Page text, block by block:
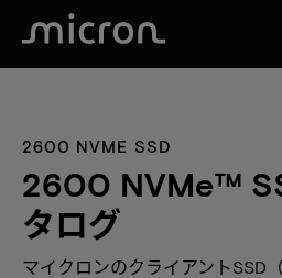
2600 NVME SSD
2600 NVMe™
タログ
マイクロンのクライアントSSD